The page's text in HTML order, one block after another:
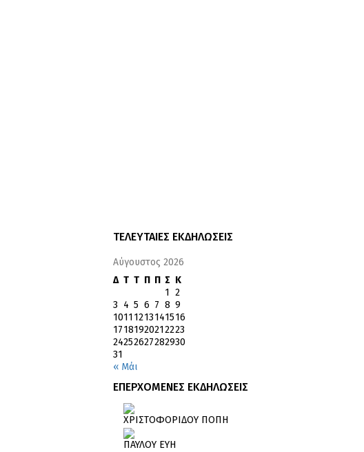
ΤΕΛΕΥΤΑΙΕΣ ΕΚΔΗΛΩΣΕΙΣ
Αύγουστος 2026
Δ Τ Τ Π Π Σ Κ
« Μάι
1 2
3 4 5 6 7 8 9
10111213141516
17181920212223
24252627282930
31
ΕΠΕΡΧΟΜΕΝΕΣ ΕΚΔΗΛΩΣΕΙΣ
ΧΡΙΣΤΟΦΟΡΙΔΟΥ ΠΟΠΗ
ΠΑΥΛΟΥ ΕΥΗ